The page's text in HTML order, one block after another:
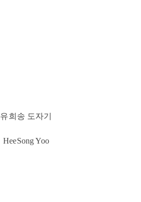
유희송 도자기
HeeSong Yoo